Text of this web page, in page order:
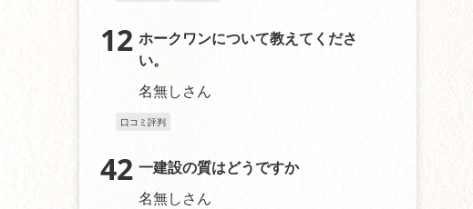
12 ホークワンについて教えてくださ
い。
名無しさん
口コミ評判
42 一建設の質はどうですか
名無しさん